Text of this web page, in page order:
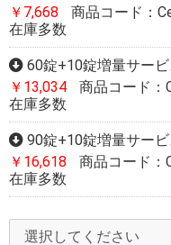
￥7,668
商品コード：
在庫多数
60錠+10錠増量サービ
￥13,034
商品コード：
在庫多数
90錠+10錠増量サービ
￥16,618
商品コード：
在庫多数